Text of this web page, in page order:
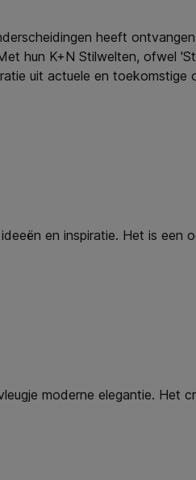
heeft
hun K+N Stilwelten, ofwel
uit actuele en toekomstige
en inspiratie. Het is een
moderne elegantie. Het